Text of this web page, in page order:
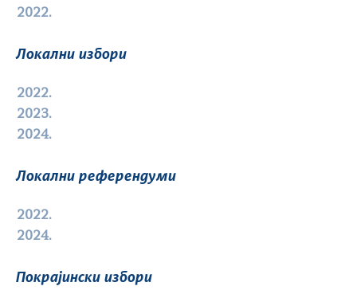
2022.
Локални избори
2022.
2023.
2024.
Локални референдуми
2022.
2024.
Покрајински избори